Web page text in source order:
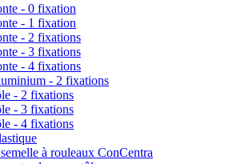
- 0 fixation
- 1 fixation
- 2 fixations
- 3 fixations
- 4 fixations
- 2 fixations
- 2 fixations
- 3 fixations
- 4 fixations
à rouleaux ConCentra